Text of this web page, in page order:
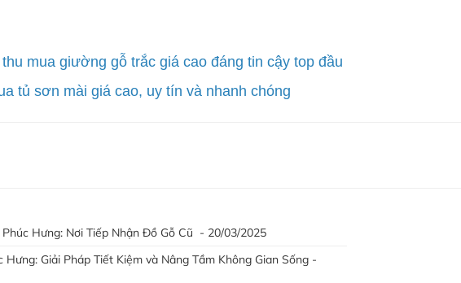
mua giường gỗ trắc giá cao đáng tin cậy top đầu
tủ sơn mài giá cao, uy tín và nhanh chóng
Hưng: Nơi Tiếp Nhận Đồ Gỗ Cũ - 20/03/2025
Hưng: Giải Pháp Tiết Kiệm và Nâng Tầm Không Gian Sống -